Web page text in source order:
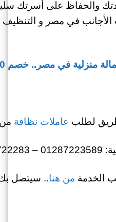
والحفاظ على أسرتك
الأجانب في مصر و
في مصر.. خصم 20٪ من رويال سيرفيس
لطلب عاملات نظافة
الخدمة من هنا.. سيتصل بك